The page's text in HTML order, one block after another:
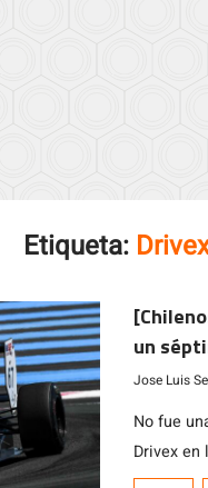
Etiqueta:
un
Jose Luis
No fue
Drivex en